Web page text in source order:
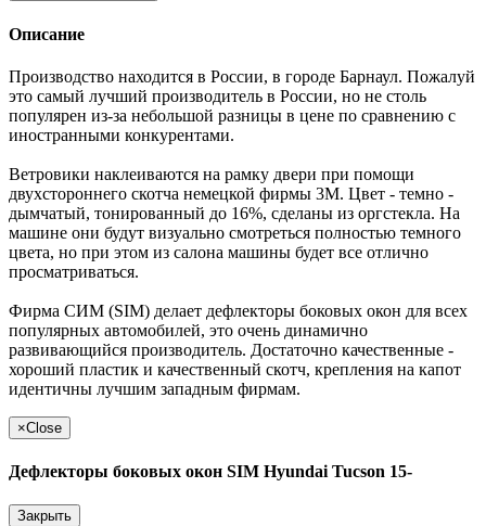
Описание
Производство находится в России, в городе Барнаул. Пожалуй
это самый лучший производитель в России, но не столь
популярен из-за небольшой разницы в цене по сравнению с
иностранными конкурентами.
Ветровики наклеиваются на рамку двери при помощи
двухстороннего скотча немецкой фирмы 3M. Цвет - темно -
дымчатый, тонированный до 16%, сделаны из оргстекла. На
машине они будут визуально смотреться полностью темного
цвета, но при этом из салона машины будет все отлично
просматриваться.
Фирма СИМ (SIM) делает дефлекторы боковых окон для всех
популярных автомобилей, это очень динамично
развивающийся производитель. Достаточно качественные -
хороший пластик и качественный скотч, крепления на капот
идентичны лучшим западным фирмам.
×Close
Дефлекторы боковых окон SIM Hyundai Tucson 15-
Закрыть